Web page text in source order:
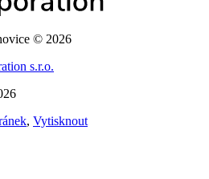
© 2026
s.r.o.
, Vytisknout